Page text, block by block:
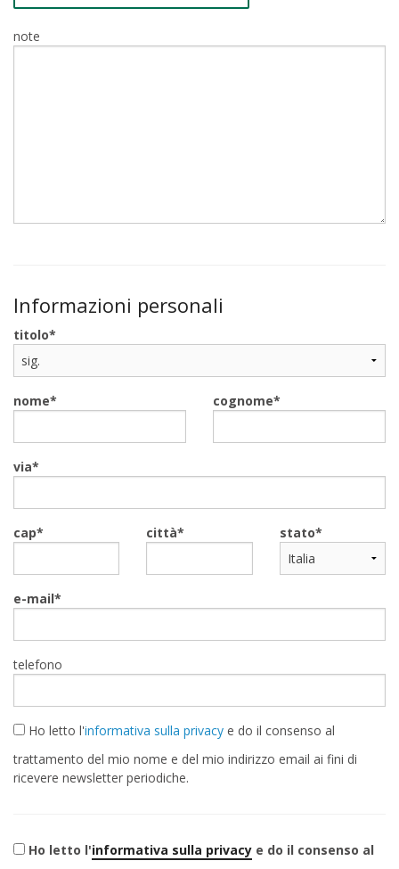
note
Informazioni personali
titolo
nome cognome
via
cap città stato
e-mail
telefono
Ho letto l'informativa sulla privacy e do il consenso al
trattamento del mio nome e del mio indirizzo email ai fini di
ricevere newsletter periodiche.
Ho letto l'informativa sulla privacy e do il consenso al